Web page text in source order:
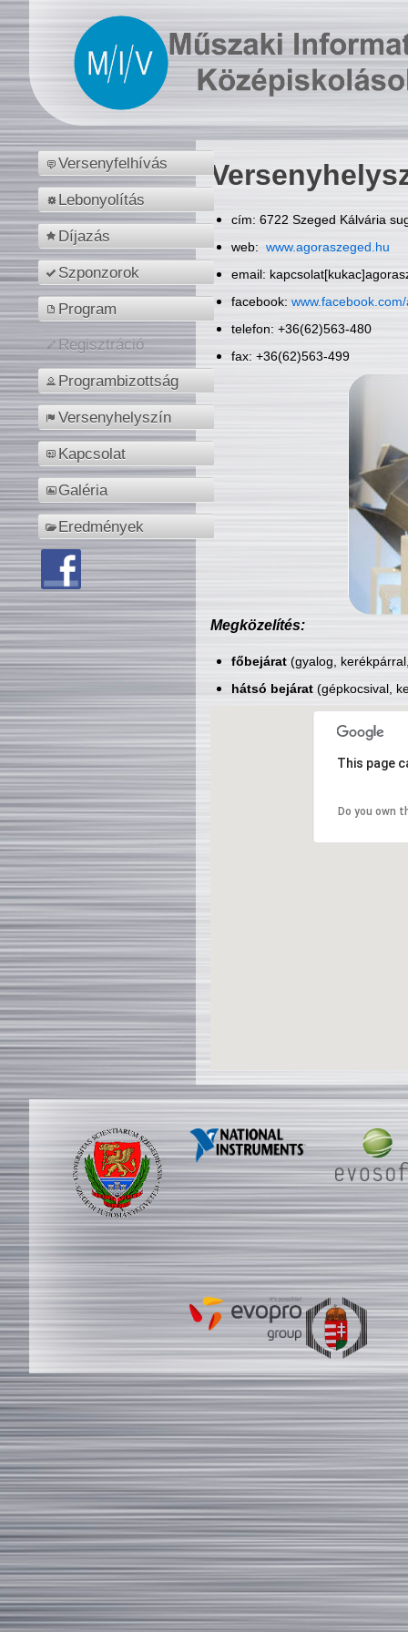
Versenyfelhívás
Lebonyolítás
Díjazás
Szponzorok
Program
Regisztráció
Programbizottság
Versenyhelyszín
Kapcsolat
Galéria
Eredmények
cím: 6722 Szeged Kálvária
web: www.agoraszeged.hu
email:
facebook:
telefon: +36(62)563-480
fax: +36(62)563-499
Megközelítés:
főbejárat(gyalog,
hátsó bejárat(gépkocsival,
This page
Do you own